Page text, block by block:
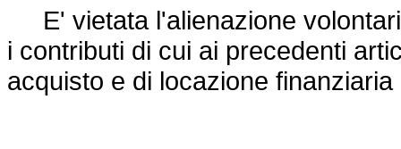
E' vietata l'alienazione
i contributi di cui ai precedenti
acquisto e di locazione